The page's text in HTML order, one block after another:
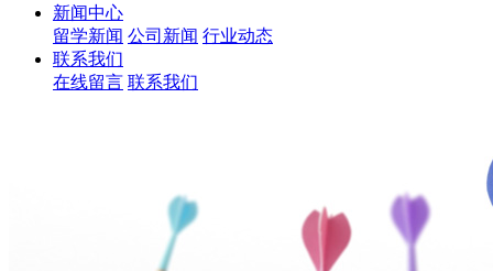
新闻中心
留学新闻 公司新闻 行业动态
联系我们
在线留言 联系我们